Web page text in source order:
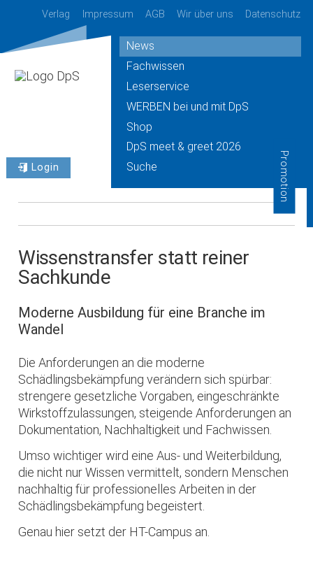
Verlag Impressum AGB Wir über uns Datenschutz
Login
News
Fachwissen
Leserservice
WERBEN bei und mit DpS
Shop
DpS meet & greet 2026
Suche
Promotion
Wissenstransfer statt reiner
Sachkunde
Moderne Ausbildung für eine Branche im
Wandel
Die Anforderungen an die moderne
Schädlingsbekämpfung verändern sich spürbar:
strengere gesetzliche Vorgaben, eingeschränkte
Wirkstoffzulassungen, steigende Anforderungen an
Dokumentation, Nachhaltigkeit und Fachwissen.
Umso wichtiger wird eine Aus- und Weiterbildung,
die nicht nur Wissen vermittelt, sondern Menschen
nachhaltig für professionelles Arbeiten in der
Schädlingsbekämpfung begeistert.
Genau hier setzt der HT-Campus an.